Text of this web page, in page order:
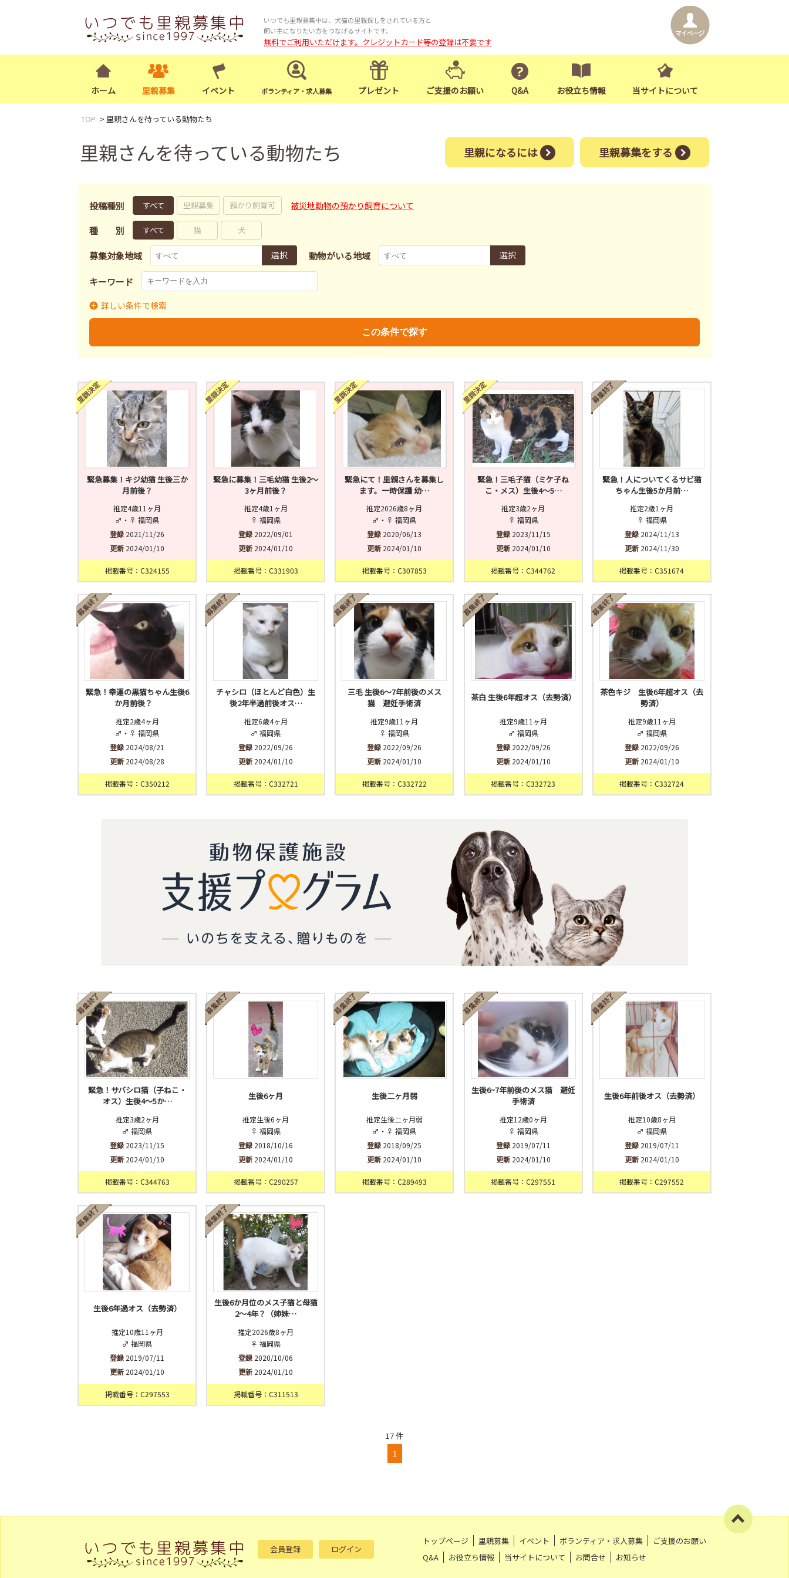
いつでも里親募集中は、犬猫の里親探しをされている方と
飼い主になりたい方をつなげるサイトです。
無料でご利用いただけます。クレジットカード等の登録は不要です
ホーム 里親募集 イベント ボランティア・求人募集 プレゼント ご支援のお願い Q&A お役立ち情報 当サイトについて
TOP 里親さんを待っている動物たち
里親さんを待っている動物たち 里親募集をする
里親になるには
投稿種別 すべて 里親募集 預かり飼育可 被災地動物の預かり飼育について
種別 すべて 猫 犬
募集対象地域 選択 動物がいる地域 選択
キーワード
募集状況 里親募集
詳しい条件で検索
この条件で探す
緊急募集！キジ幼猫 生後三か
月前後？
推定4歳11ヶ月
♂・♀ 福岡県
登録 2021/11/26
更新 2024/01/10
掲載番号：C324155
緊急に募集！三毛幼猫 生後2～
3ヶ月前後？
推定4歳1ヶ月
♀ 福岡県
登録 2022/09/01
更新 2024/01/10
掲載番号：C331903
緊急にて！里親さんを募集し
ます。一時保護 幼…
推定2026歳8ヶ月
♂・♀ 福岡県
登録 2020/06/13
更新 2024/01/10
掲載番号：C307853
緊急！三毛子猫（ミケ子ね
こ・メス）生後4～5…
推定3歳2ヶ月
♀ 福岡県
登録2023/11/15
更新2024/01/10
掲載番号：C344762
緊急！人についてくるサビ猫
ちゃん生後5か月前…
推定2歳1ヶ月
♀ 福岡県
登録2024/11/13
更新2024/11/30
掲載番号：C351674
緊急！幸運の黒猫ちゃん生後6
か月前後？
推定2歳4ヶ月
♂・♀ 福岡県
登録 2024/08/21
更新 2024/08/28
掲載番号：C350212
チャシロ（ほとんど白色）生
後2年半過前後オス…
推定6歳4ヶ月
♂ 福岡県
登録 2022/09/26
更新 2024/01/10
掲載番号：C332721
三毛 生後6～7年前後のメス
猫 避妊手術済
推定9歳11ヶ月
♀ 福岡県
登録 2022/09/26
更新 2024/01/10
掲載番号：C332722
茶白 生後6年超オス（去勢済）
推定9歳11ヶ月
♂ 福岡県
登録2022/09/26
更新2024/01/10
掲載番号：C332723
茶色キジ 生後6年超オス（去
勢済）
推定9歳11ヶ月
♂ 福岡県
登録2022/09/26
更新2024/01/10
掲載番号：C332724
緊急！サバシロ猫（子ねこ・
オス）生後4～5か…
推定3歳2ヶ月
♂ 福岡県
登録 2023/11/15
更新 2024/01/10
掲載番号：C344763
生後6ヶ月
推定生後6ヶ月
♀ 福岡県
登録 2018/10/16
更新 2024/01/10
掲載番号：C290257
生後二ヶ月弱
推定生後二ヶ月弱
♂・♀ 福岡県
登録 2018/09/25
更新 2024/01/10
掲載番号：C289493
生後6~7年前後のメス猫 避妊
手術済
推定12歳0ヶ月
♀ 福岡県
登録2019/07/11
更新2024/01/10
掲載番号：C297551
生後6年前後オス（去勢済）
推定10歳8ヶ月
♂ 福岡県
登録2019/07/11
更新2024/01/10
掲載番号：C297552
生後6年過オス（去勢済）
推定10歳11ヶ月
♂ 福岡県
登録 2019/07/11
更新 2024/01/10
掲載番号：C297553
生後6か月位のメス子猫と母猫
2～4年？（姉妹…
推定2026歳8ヶ月
♀ 福岡県
登録 2020/10/06
更新 2024/01/10
掲載番号：C311513
17 件
1
会員登録 ログイン
トップページ 里親募集 イベント ボランティア・求人募集
ご支援のお願い
Q&A
お役立ち情報 当サイトについて お問合せ お知らせ